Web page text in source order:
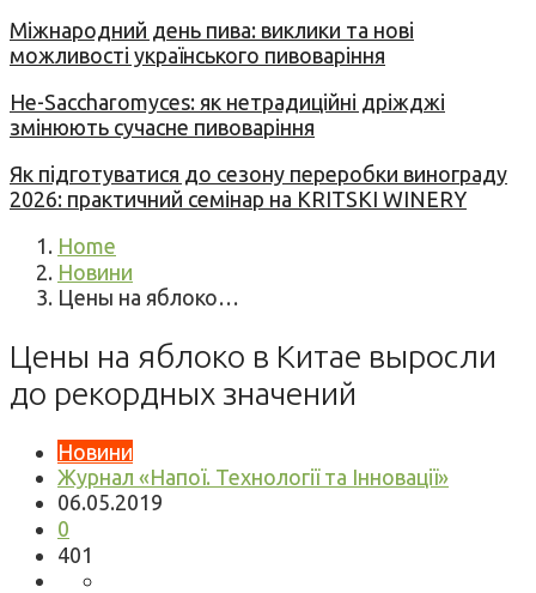
Міжнародний день пива: виклики та нові
можливості українського пивоваріння
Не-Saccharomyces: як нетрадиційні дріжджі
змінюють сучасне пивоваріння
Як підготуватися до сезону переробки винограду
2026: практичний семінар на KRITSKI WINERY
Home
Новини
Цены на яблоко…
Цены на яблоко в Китае выросли
до рекордных значений
Новини
Журнал «Напої. Технології та Інновації»
06.05.2019
0
401